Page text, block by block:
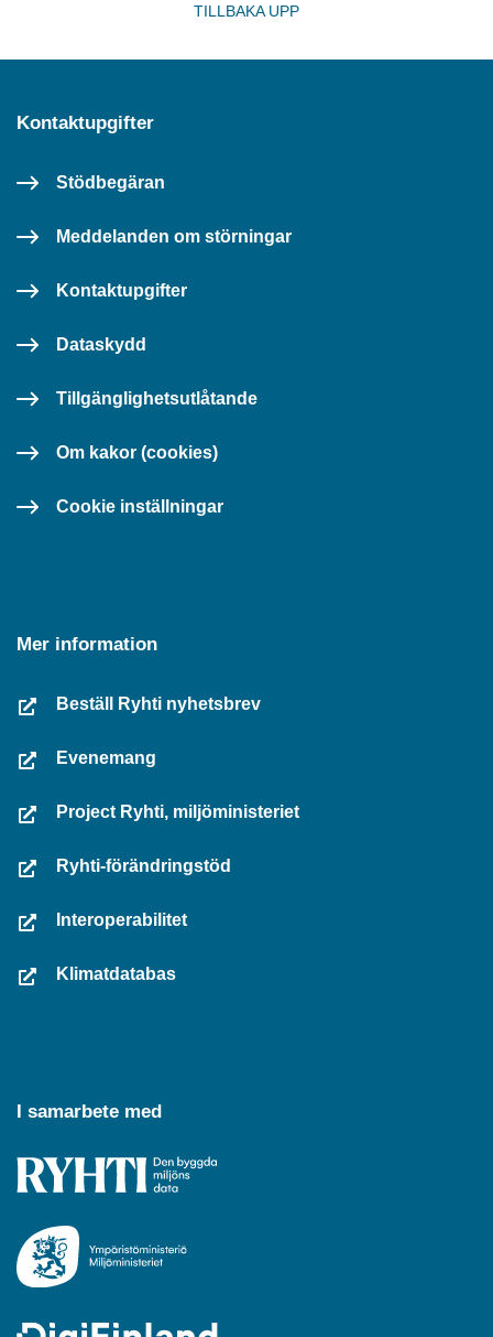
TILLBAKA UPP
Kontaktupgifter
Stödbegäran
Meddelanden om störningar
Kontaktupgifter
Dataskydd
Tillgänglighetsutlåtande
Om kakor (cookies)
Cookie inställningar
Mer information
Beställ Ryhti nyhetsbrev
Evenemang
Project Ryhti, miljöministeriet
Ryhti-förändringstöd
Interoperabilitet
Klimatdatabas
I samarbete med